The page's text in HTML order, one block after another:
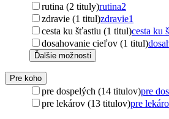
rutina (2 tituly)rutina2
zdravie (1 titul)zdravie1
cesta ku šťastiu (1 titul)cesta ku
dosahovanie cieľov (1 titul)
Ďalšie možnosti
Pre koho
pre dospelých (14 titulov)pre
pre lekárov (13 titulov)pre